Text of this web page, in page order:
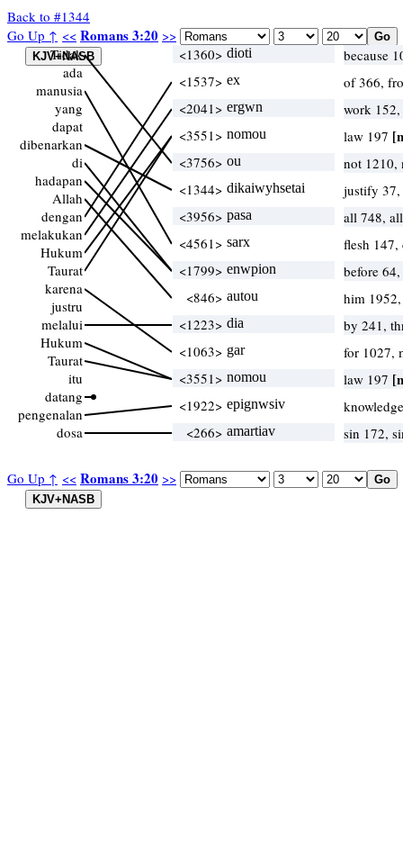
Back to #1344
Go Up ↑ << Romans 3:20 >>
Go Up ↑ << Romans 3:20 >>
Tidak
ada
manusia
yang
dapat
dibenarkan
di
hadapan
Allah
dengan
melakukan
Hukum
Taurat
karena
justru
melalui
Hukum
Taurat
itu
datang
pengenalan
dosa
<1360> dioti
because
<1537> ex
of 366,
<2041> ergwn
work
<3551> nomou law 197
<3756> ou
not
<1344> dikaiwyhsetai
justify
<3956> pasa
all 748,
<4561> sarx
flesh
<1799> enwpion
before
<846> autou
him
<1223> dia
by 241,
<1063> gar
for 1027,
<3551> nomou law 197
<1922> epignwsiv
<266> amartiav sin 172,